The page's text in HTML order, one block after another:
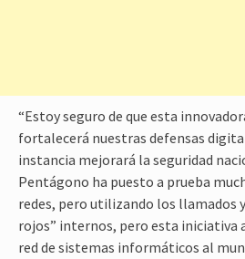
“Estoy seguro de que esta
fortalecerá nuestras defensas
instancia mejorará la seguridad
Pentágono ha puesto a prueba
redes, pero utilizando los llamados
rojos” internos, pero esta iniciativa
red de sistemas informáticos al